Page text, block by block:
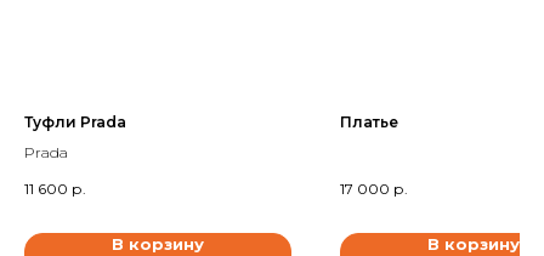
Туфли Prada
Prada
11 600 р.
В корзину
Платье
17 000 р.
В корзину